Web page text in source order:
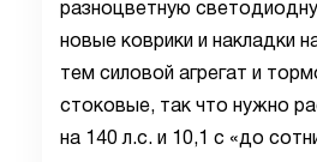
разноцветную
новые коврики и накладки
тем силовой агрегат и
стоковые, так что нужно
на 140 л.с. и 10,1 с «до